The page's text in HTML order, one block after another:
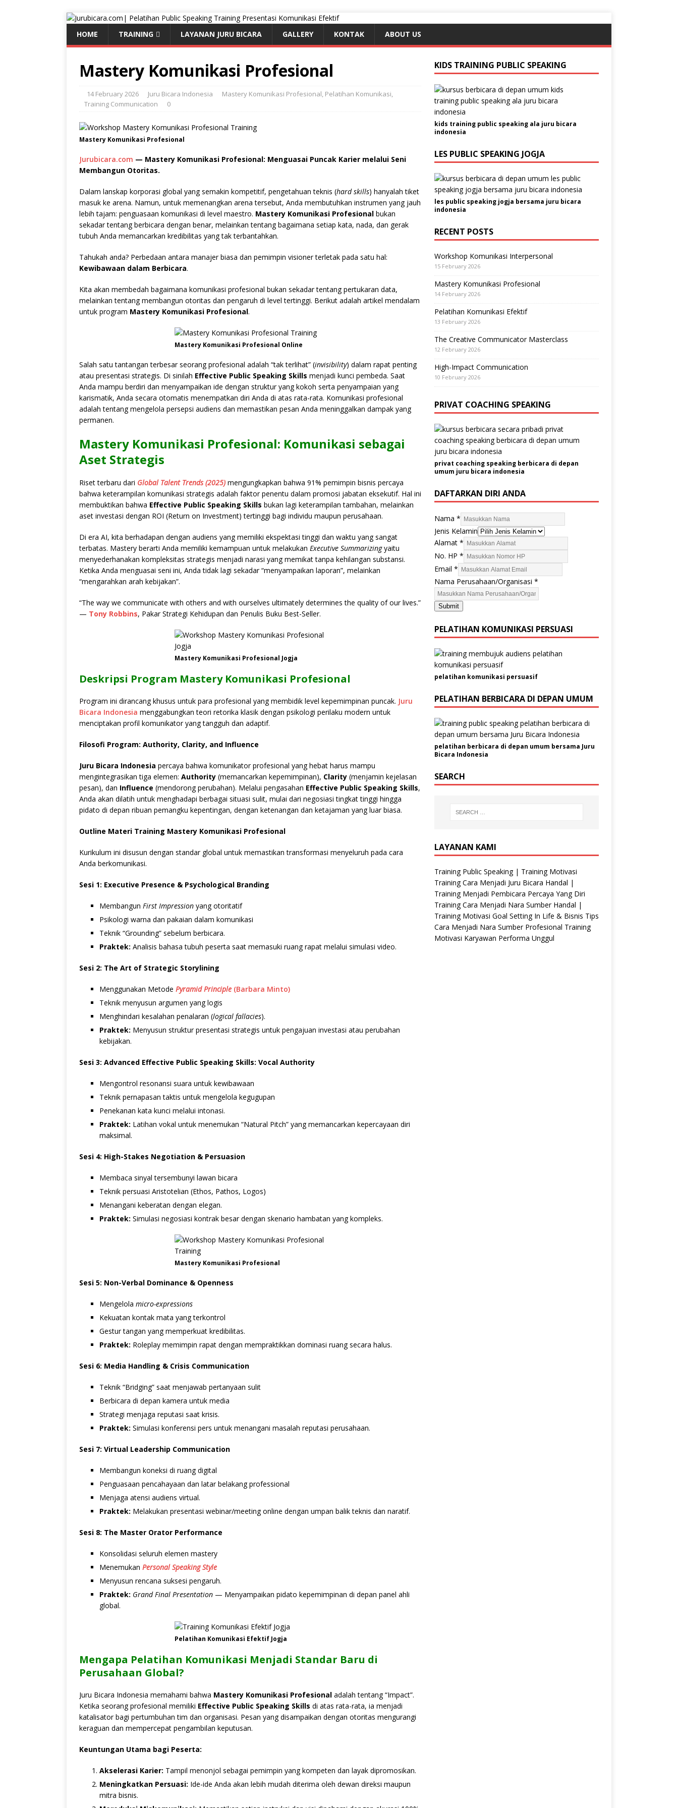
HOME TRAINING LAYANAN JURU BICARA GALLERY KONTAK ABOUT US
Mastery Komunikasi Profesional
14 February 2026 Juru Bicara Indonesia Mastery Komunikasi Profesional, Pelatihan Komunikasi,
Training Communication
0
Mastery Komunikasi Profesional
Jurubicara.com — Mastery Komunikasi Profesional: Menguasai Puncak Karier melalui Seni
Membangun Otoritas.
Dalam lanskap korporasi global yang semakin kompetitif, pengetahuan teknis (hard skills) hanyalah tiket
masuk ke arena. Namun, untuk memenangkan arena tersebut, Anda membutuhkan instrumen yang jauh
lebih tajam: penguasaan komunikasi di level maestro. Mastery Komunikasi Profesional bukan
sekadar tentang berbicara dengan benar, melainkan tentang bagaimana setiap kata, nada, dan gerak
tubuh Anda memancarkan kredibilitas yang tak terbantahkan.
Tahukah anda? Perbedaan antara manajer biasa dan pemimpin visioner terletak pada satu hal:
Kewibawaan dalam Berbicara.
Kita akan membedah bagaimana komunikasi profesional bukan sekadar tentang pertukaran data,
melainkan tentang membangun otoritas dan pengaruh di level tertinggi. Berikut adalah artikel mendalam
untuk program Mastery Komunikasi Profesional.
Mastery Komunikasi Profesional Online
Salah satu tantangan terbesar seorang profesional adalah “tak terlihat” (invisibility) dalam rapat penting
atau presentasi strategis. Di sinilah Effective Public Speaking Skills menjadi kunci pembeda. Saat
Anda mampu berdiri dan menyampaikan ide dengan struktur yang kokoh serta penyampaian yang
karismatik, Anda secara otomatis menempatkan diri Anda di atas rata-rata. Komunikasi profesional
adalah tentang mengelola persepsi audiens dan memastikan pesan Anda meninggalkan dampak yang
permanen.
Mastery Komunikasi Profesional: Komunikasi sebagai
Aset Strategis
Riset terbaru dari Global Talent Trends (2025) mengungkapkan bahwa 91% pemimpin bisnis percaya
bahwa keterampilan komunikasi strategis adalah faktor penentu dalam promosi jabatan eksekutif. Hal ini
membuktikan bahwa Effective Public Speaking Skills bukan lagi keterampilan tambahan, melainkan
aset investasi dengan ROI (Return on Investment) tertinggi bagi individu maupun perusahaan.
Di era AI, kita berhadapan dengan audiens yang memiliki ekspektasi tinggi dan waktu yang sangat
terbatas. Mastery berarti Anda memiliki kemampuan untuk melakukan Executive Summarizingyaitu
menyederhanakan kompleksitas strategis menjadi narasi yang memikat tanpa kehilangan substansi.
Ketika Anda menguasai seni ini, Anda tidak lagi sekadar “menyampaikan laporan”, melainkan
“mengarahkan arah kebijakan”.
“The way we communicate with others and with ourselves ultimately determines the quality of our lives.”
— Tony Robbins, Pakar Strategi Kehidupan dan Penulis Buku Best-Seller.
Mastery Komunikasi Profesional Jogja
Deskripsi Program Mastery Komunikasi Profesional
Program ini dirancang khusus untuk para profesional yang membidik level kepemimpinan puncak. Juru
Bicara Indonesia menggabungkan teori retorika klasik dengan psikologi perilaku modern untuk
menciptakan profil komunikator yang tangguh dan adaptif.
Filosofi Program: Authority, Clarity, and Influence
Juru Bicara Indonesia percaya bahwa komunikator profesional yang hebat harus mampu
mengintegrasikan tiga elemen: Authority (memancarkan kepemimpinan), Clarity (menjamin kejelasan
pesan), dan Influence (mendorong perubahan). Melalui pengasahan Effective Public Speaking Skills,
Anda akan dilatih untuk menghadapi berbagai situasi sulit, mulai dari negosiasi tingkat tinggi hingga
pidato di depan ribuan pemangku kepentingan, dengan ketenangan dan ketajaman yang luar biasa.
Outline Materi Training Mastery Komunikasi Profesional
Kurikulum ini disusun dengan standar global untuk memastikan transformasi menyeluruh pada cara
Anda berkomunikasi.
Sesi 1: Executive Presence & Psychological Branding
Membangun First Impression yang otoritatif
Psikologi warna dan pakaian dalam komunikasi
Teknik “Grounding” sebelum berbicara.
Praktek: Analisis bahasa tubuh peserta saat memasuki ruang rapat melalui simulasi video.
Sesi 2: The Art of Strategic Storylining
Menggunakan Metode Pyramid Principle (Barbara Minto)
Teknik menyusun argumen yang logis
Menghindari kesalahan penalaran (logical fallacies).
Praktek: Menyusun struktur presentasi strategis untuk pengajuan investasi atau perubahan
kebijakan.
Sesi 3: Advanced Effective Public Speaking Skills: Vocal Authority
Mengontrol resonansi suara untuk kewibawaan
Teknik pernapasan taktis untuk mengelola kegugupan
Penekanan kata kunci melalui intonasi.
Praktek: Latihan vokal untuk menemukan “Natural Pitch” yang memancarkan kepercayaan diri
maksimal.
Sesi 4: High-Stakes Negotiation & Persuasion
Membaca sinyal tersembunyi lawan bicara
Teknik persuasi Aristotelian (Ethos, Pathos, Logos)
Menangani keberatan dengan elegan.
Praktek: Simulasi negosiasi kontrak besar dengan skenario hambatan yang kompleks.
Mastery Komunikasi Profesional
Sesi 5: Non-Verbal Dominance & Openness
Mengelola micro-expressions
Kekuatan kontak mata yang terkontrol
Gestur tangan yang memperkuat kredibilitas.
Praktek: Roleplay memimpin rapat dengan mempraktikkan dominasi ruang secara halus.
Sesi 6: Media Handling & Crisis Communication
Teknik “Bridging” saat menjawab pertanyaan sulit
Berbicara di depan kamera untuk media
Strategi menjaga reputasi saat krisis.
Praktek: Simulasi konferensi pers untuk menangani masalah reputasi perusahaan.
Sesi 7: Virtual Leadership Communication
Membangun koneksi di ruang digital
Penguasaan pencahayaan dan latar belakang professional
Menjaga atensi audiens virtual.
Praktek: Melakukan presentasi webinar/meeting online dengan umpan balik teknis dan naratif.
Sesi 8: The Master Orator Performance
Konsolidasi seluruh elemen mastery
Menemukan Personal Speaking Style
Menyusun rencana suksesi pengaruh.
Praktek: Grand Final Presentation — Menyampaikan pidato kepemimpinan di depan panel ahli
global.
Pelatihan Komunikasi Efektif Jogja
Mengapa Pelatihan Komunikasi Menjadi Standar Baru di
Perusahaan Global?
Juru Bicara Indonesia memahami bahwa Mastery Komunikasi Profesional adalah tentang “Impact”.
Ketika seorang profesional memiliki Effective Public Speaking Skills di atas rata-rata, ia menjadi
katalisator bagi pertumbuhan tim dan organisasi. Pesan yang disampaikan dengan otoritas mengurangi
keraguan dan mempercepat pengambilan keputusan.
Keuntungan Utama bagi Peserta:
Akselerasi Karier: Tampil menonjol sebagai pemimpin yang kompeten dan layak dipromosikan.
Meningkatkan Persuasi: Ide-ide Anda akan lebih mudah diterima oleh dewan direksi maupun
mitra bisnis.
KIDS TRAINING PUBLIC SPEAKING
kids training public speaking ala juru bicara
indonesia
LES PUBLIC SPEAKING JOGJA
les public speaking jogja bersama juru bicara
indonesia
RECENT POSTS
Workshop Komunikasi Interpersonal
15 February 2026
Mastery Komunikasi Profesional
14 February 2026
Pelatihan Komunikasi Efektif
13 February 2026
The Creative Communicator Masterclass
12 February 2026
High-Impact Communication
10 February 2026
PRIVAT COACHING SPEAKING
privat coaching speaking berbicara di depan
umum juru bicara indonesia
DAFTARKAN DIRI ANDA
Nama *
Jenis Kelamin
N
o
.
e
l
a
i
A
l
a
a
t
Alamat *
No. HP *
Email *
Nama Perusahaan/Organisasi *
Submit
PELATIHAN KOMUNIKASI PERSUASI
pelatihan komunikasi persuasif
PELATIHAN BERBICARA DI DEPAN UMUM
pelatihan berbicara di depan umum bersama Juru
Bicara Indonesia
SEARCH
LAYANAN KAMI
Training Public Speaking | Training Motivasi
Training Cara Menjadi Juru Bicara Handal |
Training Menjadi Pembicara Percaya Yang Diri
Training Cara Menjadi Nara Sumber Handal |
Training Motivasi Goal Setting In Life & Bisnis Tips
Cara Menjadi Nara Sumber Profesional Training
Motivasi Karyawan Performa Unggul